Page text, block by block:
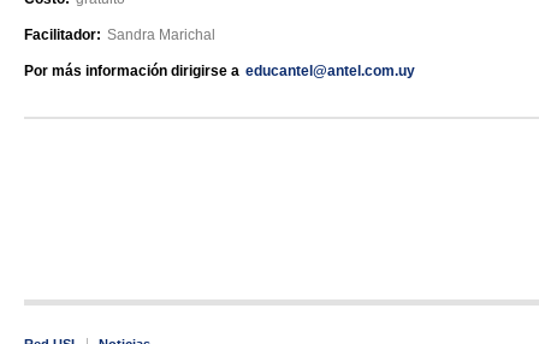
Facilitador: Sandra Marichal
Por más información dirigirse a educantel@antel.com.uy